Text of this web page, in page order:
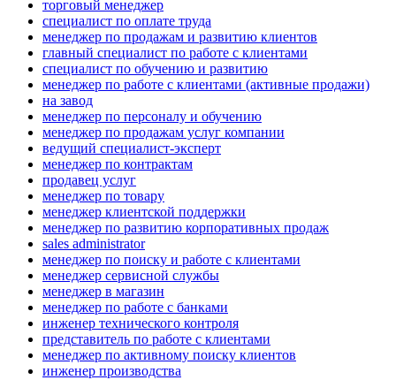
торговый менеджер
специалист по оплате труда
менеджер по продажам и развитию клиентов
главный специалист по работе с клиентами
специалист по обучению и развитию
менеджер по работе с клиентами (активные продажи)
на завод
менеджер по персоналу и обучению
менеджер по продажам услуг компании
ведущий специалист-эксперт
менеджер по контрактам
продавец услуг
менеджер по товару
менеджер клиентской поддержки
менеджер по развитию корпоративных продаж
sales administrator
менеджер по поиску и работе с клиентами
менеджер сервисной службы
менеджер в магазин
менеджер по работе с банками
инженер технического контроля
представитель по работе с клиентами
менеджер по активному поиску клиентов
инженер производства